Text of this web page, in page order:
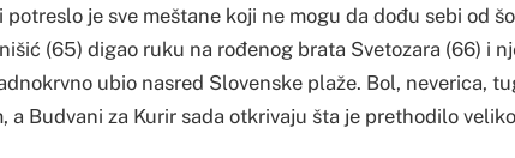
je sve meštane koji ne mogu da dođu sebi od
(65) digao ruku na rođenog brata Svetozara (66) i
ubio nasred Slovenske plaže. Bol, neverica,
a Budvani za Kurir sada otkrivaju šta je prethodilo